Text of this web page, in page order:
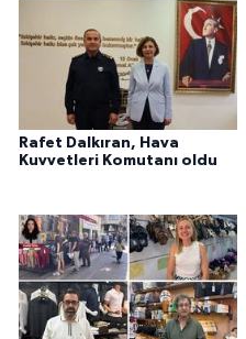
Rafet Dalkıran, Hava
Kuvvetleri Komutanı oldu